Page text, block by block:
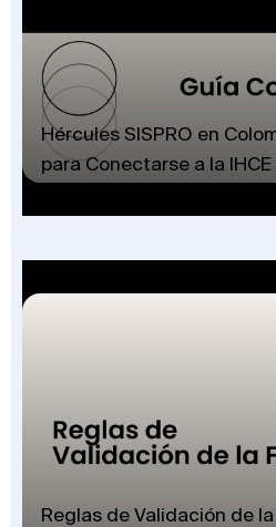
Hércules SISPRO en
para Conectarse a la
Reglas de Validación de la